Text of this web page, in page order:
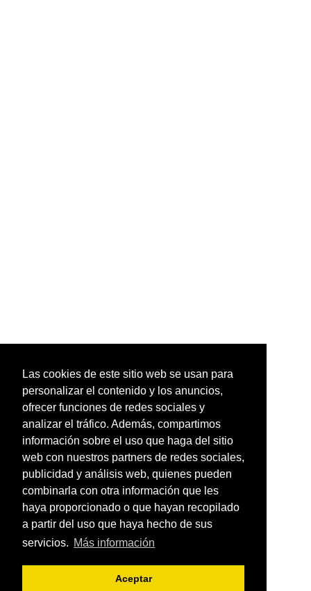
Las cookies de este sitio web se usan para
personalizar el contenido y los anuncios,
ofrecer funciones de redes sociales y
analizar el tráfico. Además, compartimos
información sobre el uso que haga del sitio
web con nuestros partners de redes sociales,
publicidad y análisis web, quienes pueden
combinarla con otra información que les
haya proporcionado o que hayan recopilado
a partir del uso que haya hecho de sus
servicios. Más información
Aceptar